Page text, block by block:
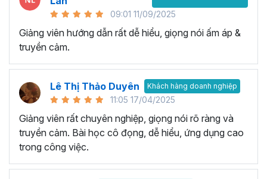
09:01 11/09/2025
Giảng viên hướng dẫn rất dễ hiểu, giọng nói ấm áp &
truyền cảm.
Lê Thị Thảo Duyên Khách hàng doanh nghiệp
11:05 17/04/2025
Giảng viên rất chuyên nghiệp, giọng nói rõ ràng và
truyền cảm. Bài học cô đọng, dễ hiểu, ứng dụng cao
trong công việc.